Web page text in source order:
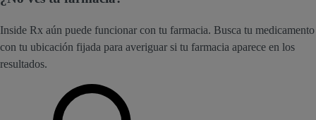
Inside Rx aún puede funcionar con tu farmacia. Busca tu medicamento
con tu ubicación fijada para averiguar si tu farmacia aparece en los
resultados.